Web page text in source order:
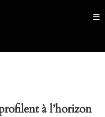
à l’horizon